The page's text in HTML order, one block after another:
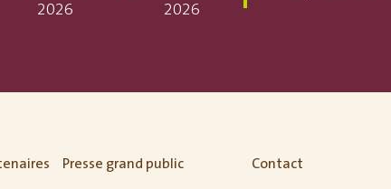
2026 2026
Presse grand public Contact